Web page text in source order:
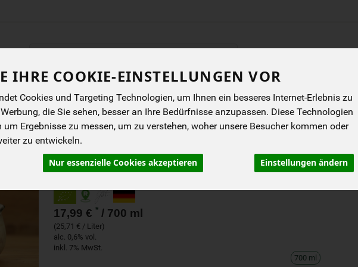
IHRE COOKIE-EINSTELLUNGEN VOR
Cookies und Targeting Technologien, um Ihnen ein besseres Internet-Erlebnis zu
die Sie sehen, besser an Ihre Bedürfnisse anzupassen. Diese Technologien
Ergebnisse zu messen, um zu verstehen, woher unsere Besucher kommen oder
zu entwickeln.
Nur essenzielle Cookies akzeptieren Einstellungen ändern
Produkt
GUTSKÜCHE SAUCE CARBONARA
17,99 € * / 700 ml
(25,71 € / Liter)
alc. 0,6% vol.
inkl. 7% MwSt.
700 ml